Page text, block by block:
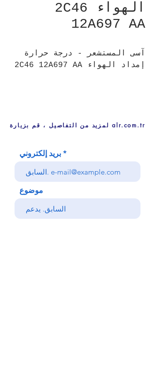
الهواء 2C46
12A697 AA
آسى المستشعر - درجة حرارة
إمداد الهواء 2C46 12A697 AA
لمزيد من التفاصيل ، قم بزيارة alr.com.tr
بريد إلكتروني
موضوع